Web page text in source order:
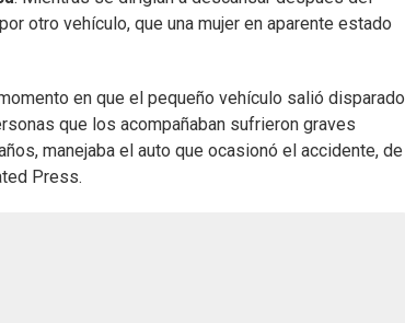
otro vehículo, que una mujer en aparente estado
en que el pequeño vehículo salió disparado
que los acompañaban sufrieron graves
manejaba el auto que ocasionó el accidente, de
Press.